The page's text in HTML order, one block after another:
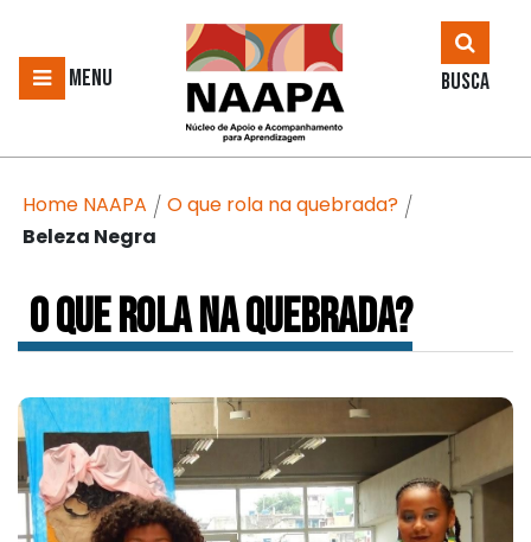
MENU BUSCA
Home NAAPA / O que rola na quebrada? /
Beleza Negra
O QUE ROLA NA QUEBRADA?